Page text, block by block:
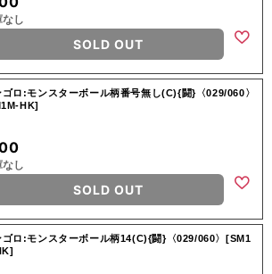
なし
SOLD OUT
ゴロ:モンスターボール柄番号無し(C){闘}〈029/060〉
HK]
なし
SOLD OUT
ゴロ:モンスターボール柄14(C){闘}〈029/060〉[SM1